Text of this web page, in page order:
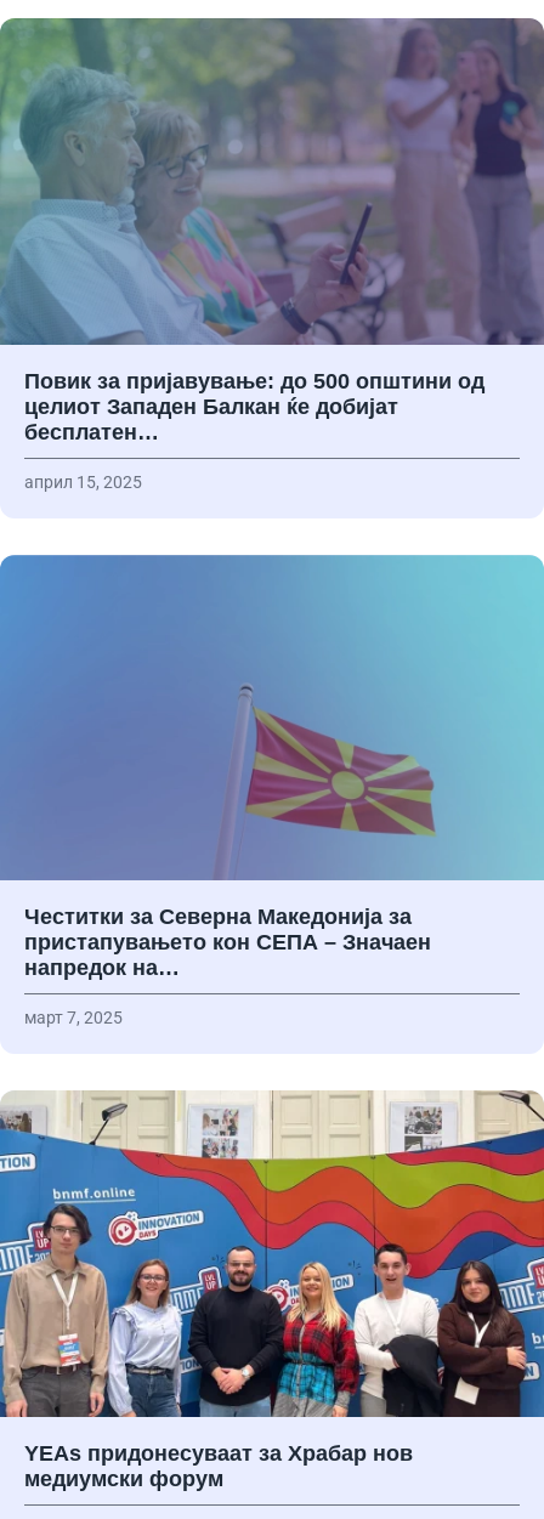
Повик за пријавување: до 500 општини од
целиот Западен Балкан ќе добијат
бесплатен…
април 15, 2025
Честитки за Северна Македонија за
пристапувањето кон СЕПА – Значаен
напредок на…
март 7, 2025
YEAs придонесуваат за Храбар нов
медиумски форум